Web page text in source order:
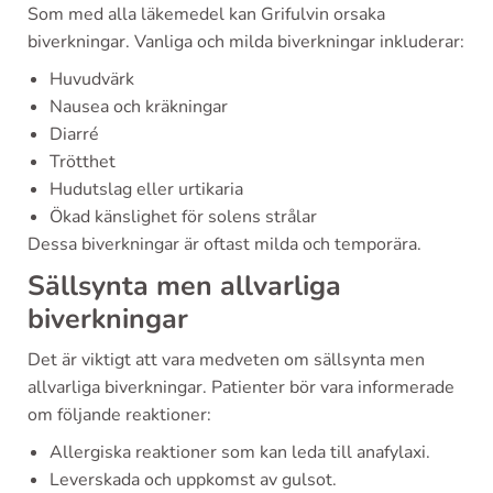
Som med alla läkemedel kan Grifulvin orsaka
biverkningar. Vanliga och milda biverkningar inkluderar:
Huvudvärk
Nausea och kräkningar
Diarré
Trötthet
Hudutslag eller urtikaria
Ökad känslighet för solens strålar
Dessa biverkningar är oftast milda och temporära.
Sällsynta men allvarliga
biverkningar
Det är viktigt att vara medveten om sällsynta men
allvarliga biverkningar. Patienter bör vara informerade
om följande reaktioner:
Allergiska reaktioner som kan leda till anafylaxi.
Leverskada och uppkomst av gulsot.